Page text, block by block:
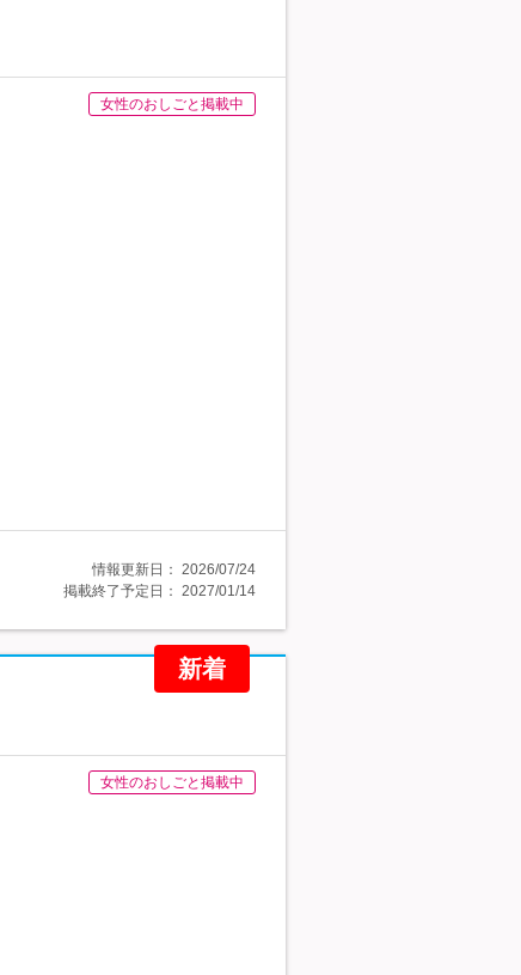
女性のおしごと掲載中
情報更新日： 2026/07/24
掲載終了予定日： 2027/01/14
新着
女性のおしごと掲載中